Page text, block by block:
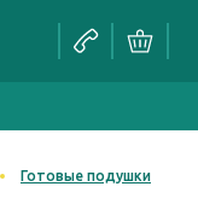
Готовые подушки